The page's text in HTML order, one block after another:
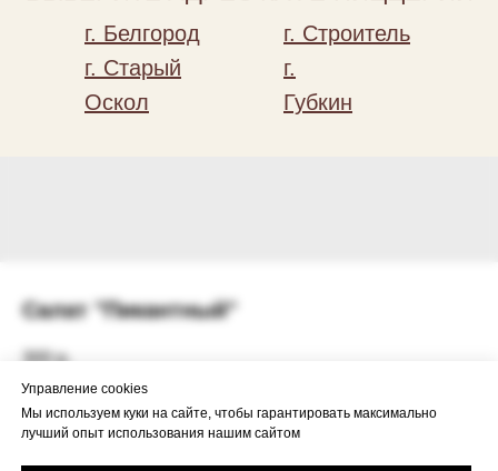
г.
Губкин
г. Старый
Оскол
г. Белгород г. Строитель
Управление cookies
Мы используем куки на сайте, чтобы гарантировать максимально
лучший опыт использования нашим сайтом
Салат "Пикантный"
300 р.
Добавить в корзину